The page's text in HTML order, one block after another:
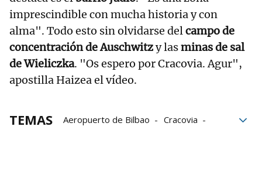
imprescindible con mucha historia y con
alma". Todo esto sin olvidarse delcampo de
concentración de Auschwitzy lasminas de sal
de Wieliczka. "Os espero por Cracovia. Agur",
apostilla Haizea el vídeo.
TEMAS Aeropuerto de Bilbao
Cracovia